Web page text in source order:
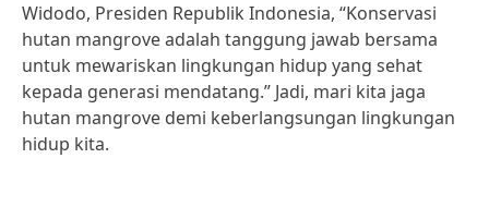
Widodo, Presiden Republik Indonesia, “Konservasi
hutan mangrove adalah tanggung jawab bersama
untuk mewariskan lingkungan hidup yang sehat
kepada generasi mendatang.” Jadi, mari kita jaga
hutan mangrove demi keberlangsungan lingkungan
hidup kita.